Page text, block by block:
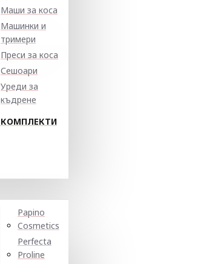
Маши за коса
Машинки и
тримери
Преси за коса
Сешоари
Уреди за
къдрене
КОМПЛЕКТИ
Papino
Cosmetics
Perfecta
Proline